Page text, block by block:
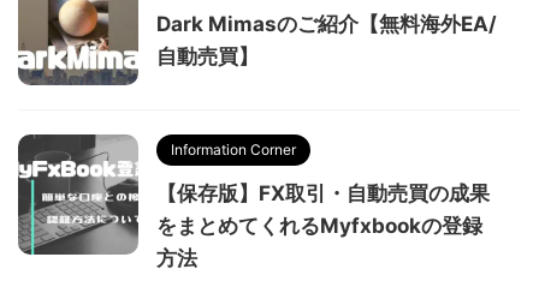
Dark Mimasのご紹介【無料海外EA/
自動売買】
Information Corner
【保存版】FX取引・自動売買の成果
をまとめてくれるMyfxbookの登録
方法